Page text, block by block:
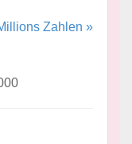
Zahlen »